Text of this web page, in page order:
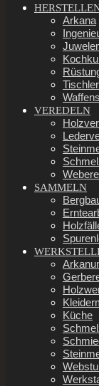
Menu
Arkana
VEREDELN
SAMMELN
Küche